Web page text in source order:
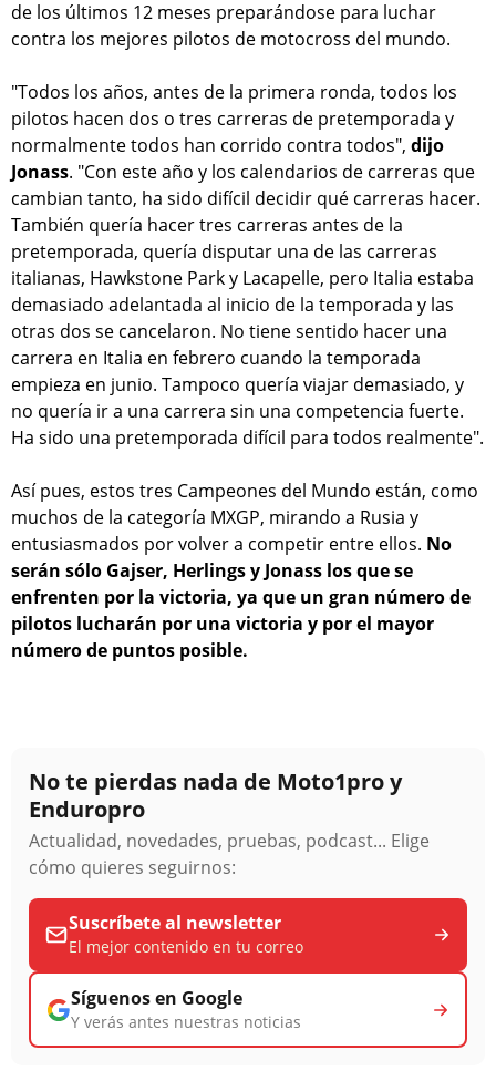
de los últimos 12 meses preparándose para luchar
contra los mejores pilotos de motocross del mundo.
"Todos los años, antes de la primera ronda, todos los
pilotos hacen dos o tres carreras de pretemporada y
normalmente todos han corrido contra todos", dijo
Jonass. "Con este año y los calendarios de carreras que
cambian tanto, ha sido difícil decidir qué carreras hacer.
También quería hacer tres carreras antes de la
pretemporada, quería disputar una de las carreras
italianas, Hawkstone Park y Lacapelle, pero Italia estaba
demasiado adelantada al inicio de la temporada y las
otras dos se cancelaron. No tiene sentido hacer una
carrera en Italia en febrero cuando la temporada
empieza en junio. Tampoco quería viajar demasiado, y
no quería ir a una carrera sin una competencia fuerte.
Ha sido una pretemporada difícil para todos realmente".
Así pues, estos tres Campeones del Mundo están, como
muchos de la categoría MXGP, mirando a Rusia y
entusiasmados por volver a competir entre ellos. No
serán sólo Gajser, Herlings y Jonass los que se
enfrenten por la victoria, ya que un gran número de
pilotos lucharán por una victoria y por el mayor
número de puntos posible.
No te pierdas nada de Moto1pro y
Enduropro
Actualidad, novedades, pruebas, podcast... Elige
cómo quieres seguirnos:
Suscríbete al newsletter
El mejor contenido en tu correo
Síguenos en Google
Y verás antes nuestras noticias